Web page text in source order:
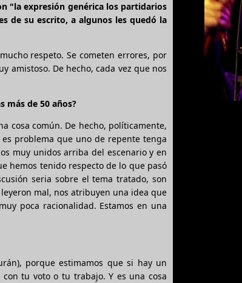
"la expresión genérica los partidarios
de su escrito, a algunos les quedó la
respeto. Se cometen errores, por
amistoso. De hecho, cada vez que nos
más de 50 años?
cosa común. De hecho, políticamente,
problema que uno de repente tenga
muy unidos arriba del escenario y en
hemos tenido respecto de lo que pasó
seria sobre el tema tratado, son
mal, nos atribuyen una idea que
poca racionalidad. Estamos en una
porque estimamos que si hay un
tu voto o tu trabajo. Y es una cosa